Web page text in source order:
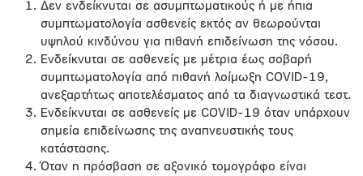
Δεν ενδείκνυται σε ασυμπτωματικούς ή με ήπια
συμπτωματολογία ασθενείς εκτός αν θεωρούνται
υψηλού κινδύνου για πιθανή επιδείνωση της νόσου.
Ενδείκνυται σε ασθενείς με μέτρια έως σοβαρή
συμπτωματολογία από πιθανή λοίμωξη COVID-19,
ανεξαρτήτως αποτελέσματος από τα διαγνωστικά τεστ.
Ενδείκνυται σε ασθενείς με COVID-19 όταν υπάρχουν
σημεία επιδείνωσης της αναπνευστικής τους
κατάστασης.
Όταν η πρόσβαση σε αξονικό τομογράφο είναι